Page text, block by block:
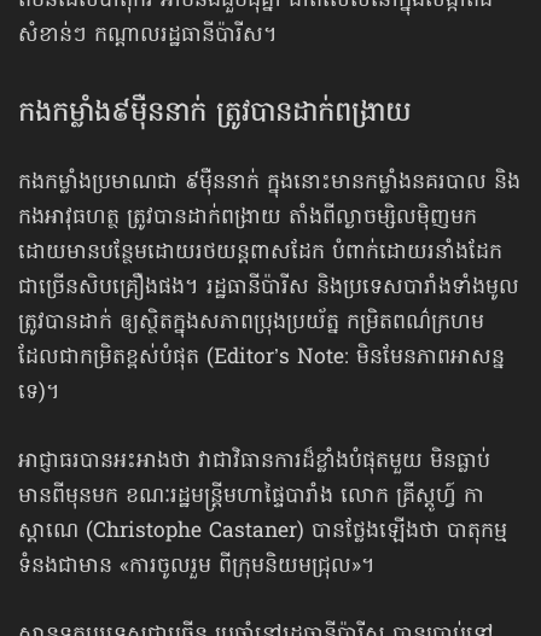
សំខាន់ៗ កណ្ដាលរដ្ឋធានីប៉ារីស។
កងកម្លាំង៩ម៉ឺននាក់ ត្រូវបានដាក់ពង្រាយ
កងកម្លាំងប្រមាណជា ៩ម៉ឺននាក់ ក្នុងនោះមានកម្លាំងនគរបាល និង
កងអាវុធហត្ថ ត្រូវបានដាក់ពង្រាយ តាំងពីល្ងាចម្សិលម៉ិញមក
ដោយមានបន្ថែមដោយរថយន្ដពាសដែក បំពាក់ដោយរនាំងដែក
ជាច្រើនសិបគ្រឿងផង។ រដ្ឋធានីប៉ារីស និងប្រទេសបារាំងទាំងមូល
ត្រូវបានដាក់ ឲ្យស្ថិតក្នុងសភាពប្រុងប្រយ័ត្ន កម្រិតពណ៌ក្រហម
ដែលជាកម្រិតខ្ពស់បំផុត (Editor’s Note: មិនមែនភាពអាសន្ន
ទេ)។
អាជ្ញាធរបានអះអាងថា វាជាវិធានការដ៏ខ្លាំងបំផុតមួយ មិនធ្លាប់
មានពីមុនមក ខណៈរដ្ឋមន្ត្រីមហាផ្ទៃបារាំង លោក គ្រីស្តូហ្វ៍ កា
ស្តាណេ (Christophe Castaner) បានថ្លែងឡើងថា បាតុកម្ម
ទំនងជាមាន «ការចូលរួម ពីក្រុមនិយមជ្រុល»។